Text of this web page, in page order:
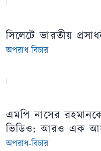
সিলেটে ভারতীয়
অপরাধ-বিচার
এমপি নাসের
ভিডিও: আরও এক
অপরাধ-বিচার